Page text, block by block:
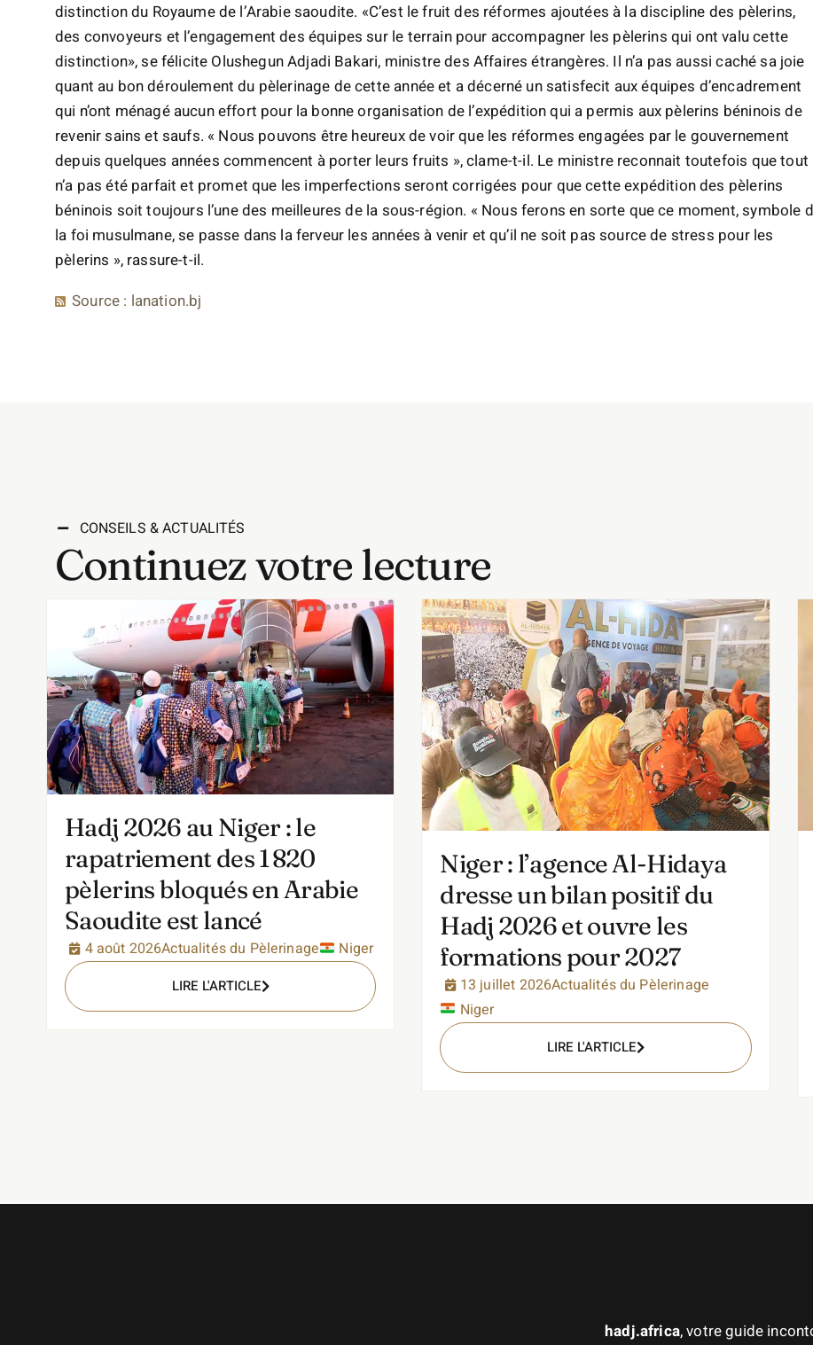
distinction du Royaume de l’Arabie saoudite. «C’est le fruit des réformes ajoutées à la discipline des pèlerins,
des convoyeurs et l’engagement des équipes sur le terrain pour accompagner les pèlerins qui ont valu cette
distinction», se félicite Olushegun Adjadi Bakari, ministre des Affaires étrangères. Il n’a pas aussi caché sa joie
quant au bon déroulement du pèlerinage de cette année et a décerné un satisfecit aux équipes d’encadrement
qui n’ont ménagé aucun effort pour la bonne organisation de l’expédition qui a permis aux pèlerins béninois de
revenir sains et saufs. « Nous pouvons être heureux de voir que les réformes engagées par le gouvernement
depuis quelques années commencent à porter leurs fruits », clame-t-il. Le ministre reconnait toutefois que tout
n’a pas été parfait et promet que les imperfections seront corrigées pour que cette expédition des pèlerins
béninois soit toujours l’une des meilleures de la sous-région. « Nous ferons en sorte que ce moment, symbole
la foi musulmane, se passe dans la ferveur les années à venir et qu’il ne soit pas source de stress pour les
pèlerins », rassure-t-il.
Source : lanation.bj
CONSEILS & ACTUALITÉS
Continuez votre lecture
Hadj 2026 au Niger : le
rapatriement des 1 820
pèlerins bloqués en Arabie
Saoudite est lancé
4 août 2026Actualités du Pèlerinage Niger
LIRE L'ARTICLE
Niger : l’agence Al-Hidaya
dresse un bilan positif du
Hadj 2026 et ouvre les
formations pour 2027
13 juillet 2026Actualités du Pèlerinage
Niger
LIRE L'ARTICLE
hadj.africa, votre guide